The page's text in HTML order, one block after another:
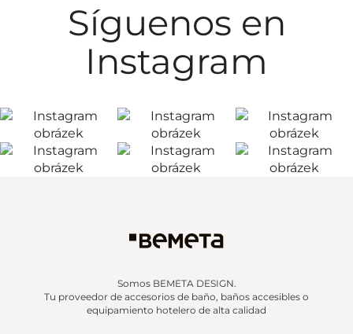
Síguenos en
Instagram
Somos BEMETA DESIGN.
Tu proveedor de accesorios de baño, baños accesibles o
equipamiento hotelero de alta calidad